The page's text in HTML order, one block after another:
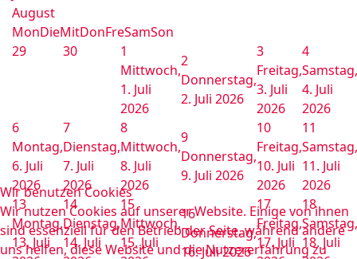
August
MonDieMitDonFreSamSon
29
30
1
Mittwoch,
1. Juli
2026
2
Donnerstag,
2. Juli 2026
3
Freitag,
3. Juli
2026
4
Samstag,
4. Juli
2026
6
Montag,
6. Juli
2026
7
Dienstag,
7. Juli
2026
8
Mittwoch,
8. Juli
2026
9
Donnerstag,
9. Juli 2026
10
Freitag,
10. Juli
2026
11
Samstag,
11. Juli
2026
13
Montag,
13. Juli
14
Dienstag,
14. Juli
15
Mittwoch,
15. Juli
16
Donnerstag,
16. Juli 2026
17
Freitag,
17. Juli
18
Samstag,
18. Juli
Wir benutzen Cookies
Wir nutzen Cookies auf unserer Website. Einige von ihnen
sind essenziell für den Betrieb der Seite, während andere
uns helfen, diese Website und die Nutzererfahrung zu